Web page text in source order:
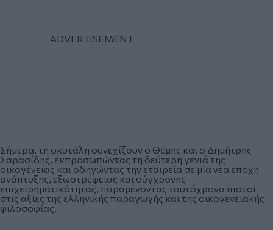
Σήμερα, τη σκυτάλη συνεχίζουν ο Θέμης και ο Δημήτρης
Σαρασίδης, εκπροσωπώντας τη δεύτερη γενιά της
οικογένειας και οδηγώντας την εταιρεία σε μια νέα εποχή
ανάπτυξης, εξωστρέφειας και σύγχρονης
επιχειρηματικότητας, παραμένοντας ταυτόχρονα πιστοί
στις αξίες της ελληνικής παραγωγής και της οικογενειακής
φιλοσοφίας.